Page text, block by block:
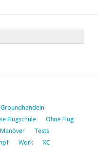
Groundhandeln
Flugschule
Ohne Flug
Tests
Work XC